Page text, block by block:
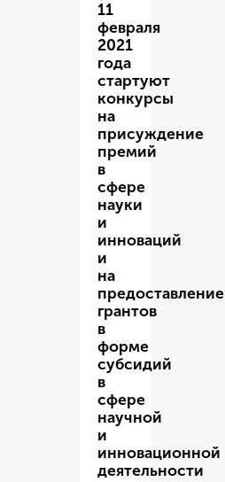
11
февраля
2021
года
стартуют
конкурсы
на
присуждение
премий
в
сфере
науки
и
инноваций
и
на
предоставление
грантов
в
форме
субсидий
в
сфере
научной
и
инновационной
деятельности